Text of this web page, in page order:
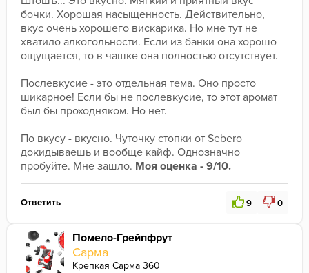
бочки. Хорошая насыщенность. Действительно,
вкус очень хорошего вискарика. Но мне тут не
хватило алкогольности. Если из банки она хорошо
ощущается, то в чашке она полностью отсутствует.
Послевкусие - это отдельная тема. Оно просто
шикарное! Если бы не послевкусие, то этот аромат
был бы проходняком. Но нет.
По вкусу - вкусно. Чуточку стопки от Sebero
докидываешь и вообще кайф. Однозначно
пробуйте. Мне зашло. Моя оценка - 9/10.
Ответить 9 0
Помело-Грейпфрут
Сарма
Крепкая Сарма 360